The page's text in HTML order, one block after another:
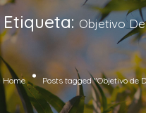
Etiqueta: Objetivo
Home Posts tagged "Objetivo de